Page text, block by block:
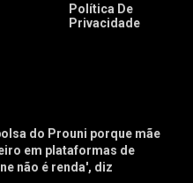
Política De
Privacidade
do Prouni porque mãe
em plataformas de
não é renda', diz